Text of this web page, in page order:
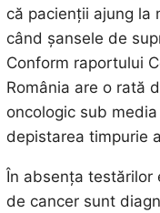
că pacienții ajung la
când șansele de
Conform raportului
România are o rată
oncologic sub
depistarea timpurie
În absența testărilor
de cancer sunt